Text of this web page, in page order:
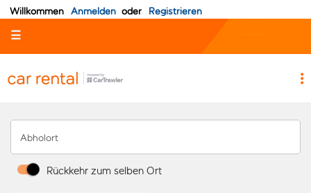
Willkommen Anmelden oder Registrieren
☰
Abholort
Rückkehr zum selben Ort